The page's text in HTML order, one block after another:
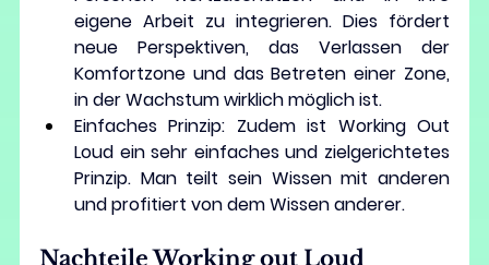
eigene Arbeit zu integrieren. Dies fördert
neue Perspektiven, das Verlassen der
Komfortzone und das Betreten einer Zone,
in der Wachstum wirklich möglich ist.
Einfaches Prinzip: Zudem ist Working Out
Loud ein sehr einfaches und zielgerichtetes
Prinzip. Man teilt sein Wissen mit anderen
und profitiert von dem Wissen anderer.
Nachteile Working out Loud